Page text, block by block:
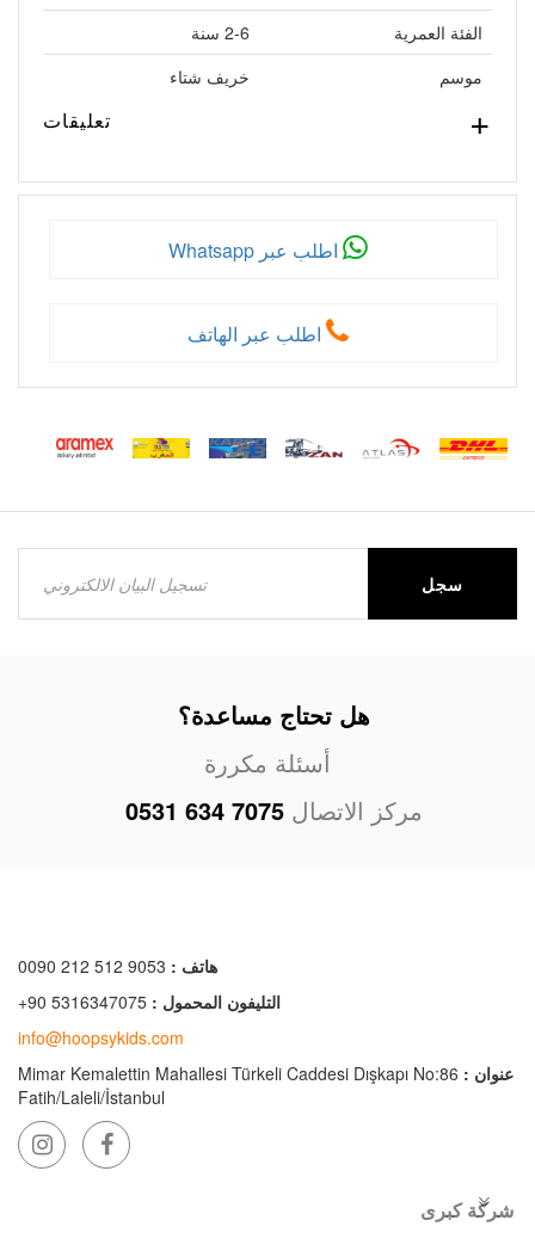
الفئة العمرية
2-6 سنة
موسم
خريف شتاء
تعليقات
اطلب عبر Whatsapp
اطلب عبر الهاتف
سجل
هل تحتاج مساعدة؟
أسئلة مكررة
مركز الاتصال 0531 634 7075
هاتف : 0090 212 512 9053
التليفون المحمول : +90 5316347075
info@hoopsykids.com
عنوان : Mimar Kemalettin Mahallesi Türkeli Caddesi Dışkapı No:86
Fatih/Laleli/İstanbul
شركة كبرى